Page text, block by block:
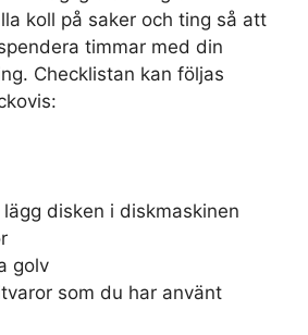
koll på saker och ting så att
timmar med din
Checklistan kan följas
lägg disken i diskmaskinen
golv
som du har använt